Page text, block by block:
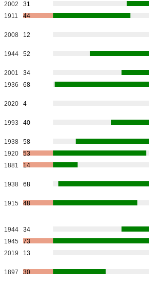
2002
31
1911 44
2008 12
1944 52
2001
34
1936 68
2020 4
1993 40
1938
58
1920
53
1881 14
1938 68
1915 48
1944
34
1945
73
2019 13
1897 30